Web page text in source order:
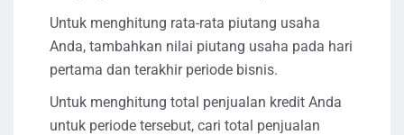
Untuk menghitung rata-rata piutang usaha
Anda, tambahkan nilai piutang usaha pada hari
pertama dan terakhir periode bisnis.
Untuk menghitung total penjualan kredit Anda
untuk periode tersebut, cari total penjualan